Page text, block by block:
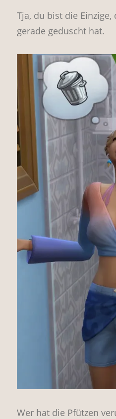
Tja, du bist die
gerade geduscht hat.
Wer hat die Pfützen